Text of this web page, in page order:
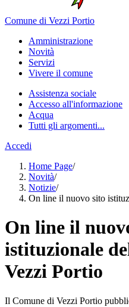
Comune di Vezzi Portio
Amministrazione
Novità
Servizi
Vivere il comune
Assistenza sociale
Accesso all'informazione
Acqua
Tutti gli argomenti...
Accedi
Home Page/
Novità/
Notizie/
On line il nuovo sito
On line il
istituzionale
Vezzi Portio
Il Comune di Vezzi Portio